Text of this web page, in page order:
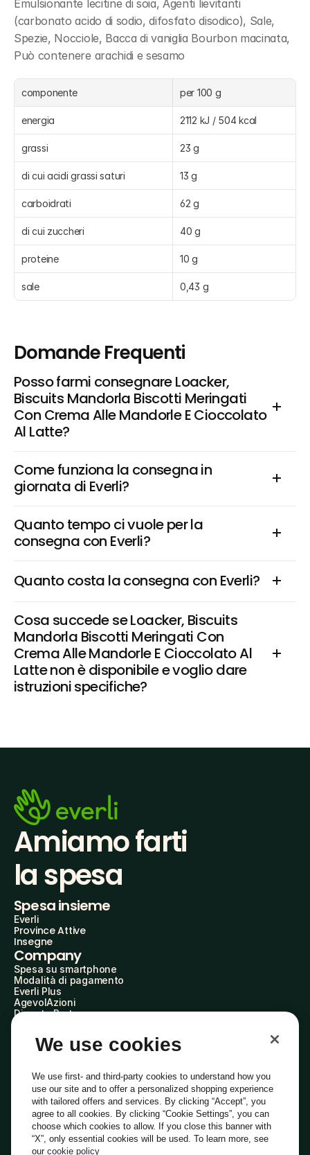
Emulsionante lecitine di soia, Agenti lievitanti
(carbonato acido di sodio, difosfato disodico), Sale,
Spezie, Nocciole, Bacca di vaniglia Bourbon macinata,
Può contenere arachidi e sesamo
componente per 100 g
energia 2112 kJ / 504 kcal
grassi 23 g
di cui acidi grassi saturi 13 g
carboidrati 62 g
di cui zuccheri 40 g
proteine 10 g
sale 0,43 g
Domande Frequenti
Posso farmi consegnare Loacker,
Biscuits Mandorla Biscotti Meringati
Con Crema Alle Mandorle E Cioccolato
Al Latte?
Come funziona la consegna in
giornata di Everli?
Quanto tempo ci vuole per la
consegna con Everli?
Quanto costa la consegna con Everli?
Cosa succede se Loacker, Biscuits
Mandorla Biscotti Meringati Con
Crema Alle Mandorle E Cioccolato Al
Latte non è disponibile e voglio dare
istruzioni specifiche?
Amiamo farti
la spesa
Spesa insieme
Everli
Province Attive
Insegne
Company
Spesa su smartphone
Modalità di pagamento
Everli Plus
AgevolAzioni
Diventa Partner
Everli Shoppers
About Us
Everli News
Domande frequenti
Lavora con noi
Diventa Shopper
Investitori
PrivacyCookiePreferenze Cookie
Termini e CondizioniCodice Etico
We use cookies
We use first- and third-party cookies to understand how you
use our site and to offer a personalized shopping experience
with tailored offers and services. By clicking “Accept”, you
agree to all cookies. By clicking “Cookie Settings”, you can
choose which cookies to allow. If you close this banner with
“X”, only essential cookies will be used. To learn more, see
our cookie policy